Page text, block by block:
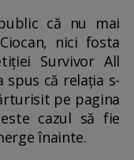
că nu mai
nici fosta
Survivor All
că relația s-
pe pagina
cazul să fie
înainte.